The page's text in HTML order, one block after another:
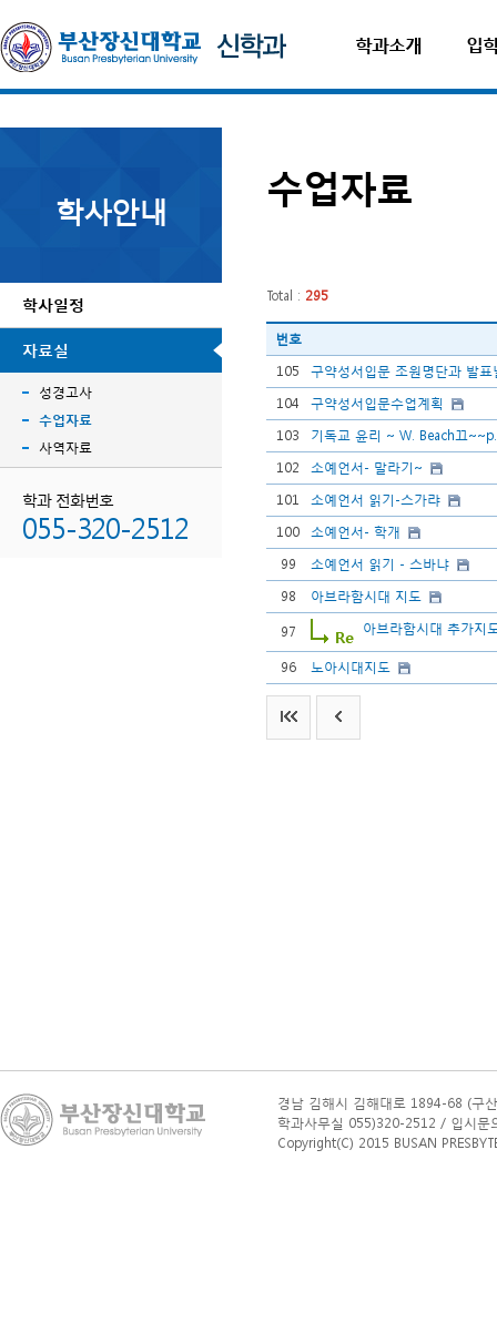
학과소개 입
학사안내
학사일정
자료실
성경고사
수업자료
사역자료
학과 전화번호
055-320-2512
수업자료
Total : 295
번호
105
구약성서입문 조원명단과 발표
104
구약성서입문수업계획
103
기독교 윤리 ~ W. Beach끄
102
소예언서- 말라기~
101
소예언서 읽기-스가랴
100
소예언서- 학개
99
소예언서 읽기 - 스바냐
98
아브라함시대 지도
97 아브라함시대 추가지
96 노아시대지도
경남 김해시 김해대로 1894-68 (구
학과사무실 055)320-2512 / 입시
Copyright(C) 2015 BUSAN